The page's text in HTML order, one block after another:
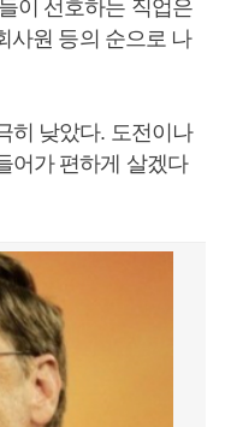
이 선호하는 직업은
사원 등의 순으로 나
히 낮았다. 도전이나
어가 편하게 살겠다